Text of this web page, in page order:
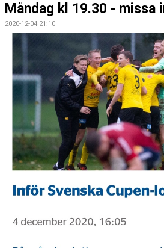
MATCHER
KLUBBSHOPEN
MEDLEMSFÖRMÅNER
Måndag kl 19.30 - missa
2020-12-04 21:10